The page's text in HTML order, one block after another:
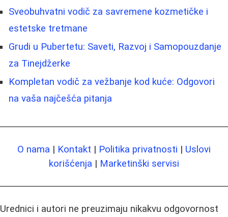
Sveobuhvatni vodič za savremene kozmetičke i
estetske tretmane
Grudi u Pubertetu: Saveti, Razvoj i Samopouzdanje
za Tinejdžerke
Kompletan vodič za vežbanje kod kuće: Odgovori
na vaša najčešća pitanja
O nama | Kontakt | Politika privatnosti | Uslovi
korišćenja | Marketinški servisi
Urednici i autori ne preuzimaju nikakvu odgovornost